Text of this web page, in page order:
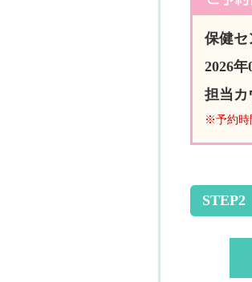
保健セ
2026
担当カ
※予約時